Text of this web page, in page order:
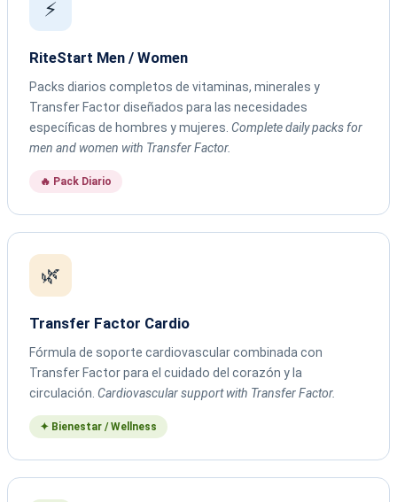
⚡
RiteStart Men / Women
Packs diarios completos de vitaminas, minerales y
Transfer Factor diseñados para las necesidades
específicas de hombres y mujeres. Complete daily packs for
men and women with Transfer Factor.
🔥 Pack Diario
🌿
Transfer Factor Cardio
Fórmula de soporte cardiovascular combinada con
Transfer Factor para el cuidado del corazón y la
circulación. Cardiovascular support with Transfer Factor.
✦ Bienestar / Wellness